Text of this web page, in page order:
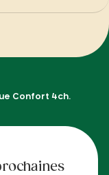
Confort 4ch.